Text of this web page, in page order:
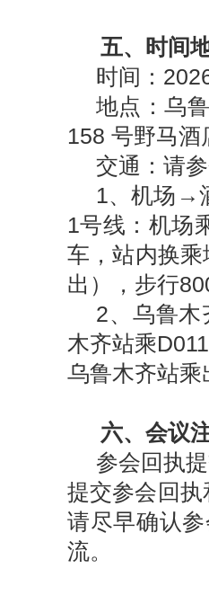
五、时间
时间：
地点：乌
158 号野马酒
交通：请
1、机场 →
1号线：机场
车，站内换乘
出），步行
2、乌鲁木
木齐站乘D011
乌鲁木齐站
六、会议
参会回执
提交参会回
请尽早确认
流。